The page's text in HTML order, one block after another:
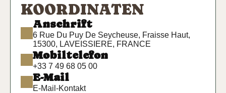
KOORDINATEN
Anschrift
6 Rue Du Puy De Seycheuse, Fraisse Haut,
15300, LAVEISSIERE, FRANCE
Mobiltelefon
+33 7 49 68 05 00
E-Mail
E-Mail-Kontakt